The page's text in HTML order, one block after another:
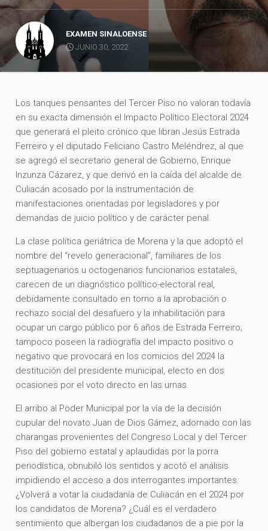
EXAMEN SINALOENSE
JUNIO 30, 2022
Los tanques pensantes del Tercer Piso no valoran todavía
en su exacta dimensión el Impacto Político Electoral 2024
que generará el pleito crónico que libran Jesús Estrada
Ferreiro y el diputado Feliciano Castro Meléndrez, al que
se agregó el secretario general de Gobierno, Enrique
Inzunza Cázarez, y que derivó en la caída del alcalde de
Culiacán acosado por la instrumentación de
manifestaciones orientadas por legisladores y por
demandas de juicio político y de carácter penal.
La clase política geriátrica de Morena y la que adoptó el
nombre del “revelo generacional”, familiares de los
septuagenarios u octogenarios funcionarios estatales,
carecen de un diagnóstico político-electoral real,
debidamente consultado en torno a la aprobación o
rechazo social del desafuero y la inhabilitación para
ocupar un cargo público por 6 años de Estrada Ferreiro;
tampoco poseen la radiografía del impacto positivo o
negativo que provocará en los comicios del 2024 la
destitución del presidente municipal, electo en dos
ocasiones por el voto directo en las urnas.
El arribo al Poder Municipal por la vía de la decisión
cupular del novato Juan de Dios Gámez, adornado con las
charangas provenientes del Congreso Local y del Tercer
Piso del gobierno estatal y aplaudidas por la porra
periodística, obnubiló los sentidos y acotó el análisis
impidiendo el acceso a dos interrogantes importantes:
¿Volverá a votar la ciudadanía de Culiacán en el 2024 por
los candidatos de Morena? ¿Cuál es el verdadero
sentimiento que albergan los ciudadanos de a pie por la